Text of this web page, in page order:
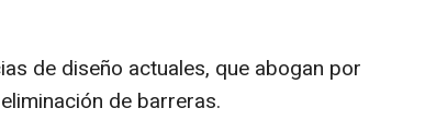
de diseño actuales, que abogan por
de barreras.